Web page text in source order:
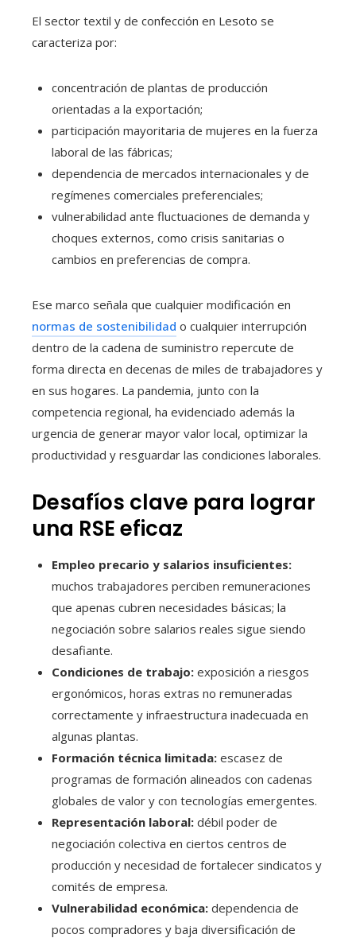
El sector textil y de confección en Lesoto se
caracteriza por:
concentración de plantas de producción
orientadas a la exportación;
participación mayoritaria de mujeres en la fuerza
laboral de las fábricas;
dependencia de mercados internacionales y de
regímenes comerciales preferenciales;
vulnerabilidad ante fluctuaciones de demanda y
choques externos, como crisis sanitarias o
cambios en preferencias de compra.
Ese marco señala que cualquier modificación en
normas de sostenibilidad o cualquier interrupción
dentro de la cadena de suministro repercute de
forma directa en decenas de miles de trabajadores y
en sus hogares. La pandemia, junto con la
competencia regional, ha evidenciado además la
urgencia de generar mayor valor local, optimizar la
productividad y resguardar las condiciones laborales.
Desafíos clave para lograr
una RSE eficaz
Empleo precario y salarios insuficientes:
muchos trabajadores perciben remuneraciones
que apenas cubren necesidades básicas; la
negociación sobre salarios reales sigue siendo
desafiante.
Condiciones de trabajo: exposición a riesgos
ergonómicos, horas extras no remuneradas
correctamente y infraestructura inadecuada en
algunas plantas.
Formación técnica limitada: escasez de
programas de formación alineados con cadenas
globales de valor y con tecnologías emergentes.
Representación laboral: débil poder de
negociación colectiva en ciertos centros de
producción y necesidad de fortalecer sindicatos y
comités de empresa.
Vulnerabilidad económica: dependencia de
pocos compradores y baja diversificación de